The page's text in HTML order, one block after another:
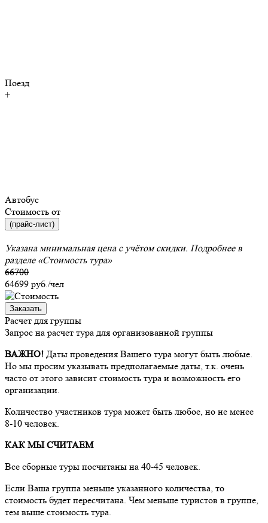
Поезд
+
Автобус
Стоимость от
(прайс-лист)
Указана минимальная цена с учётом скидки. Подробнее в
разделе «Стоимость тура»
66700
64699 руб./чел
Заказать
Расчет для группы
Запрос на расчет тура для организованной группы
ВАЖНО! Даты проведения Вашего тура могут быть любые.
Но мы просим указывать предполагаемые даты, т.к. очень
часто от этого зависит стоимость тура и возможность его
организации.
Количество участников тура может быть любое, но не менее
8-10 человек.
КАК МЫ СЧИТАЕМ
Все сборные туры посчитаны на 40-45 человек.
Если Ваша группа меньше указанного количества, то
стоимость будет пересчитана. Чем меньше туристов в группе,
тем выше стоимость тура.